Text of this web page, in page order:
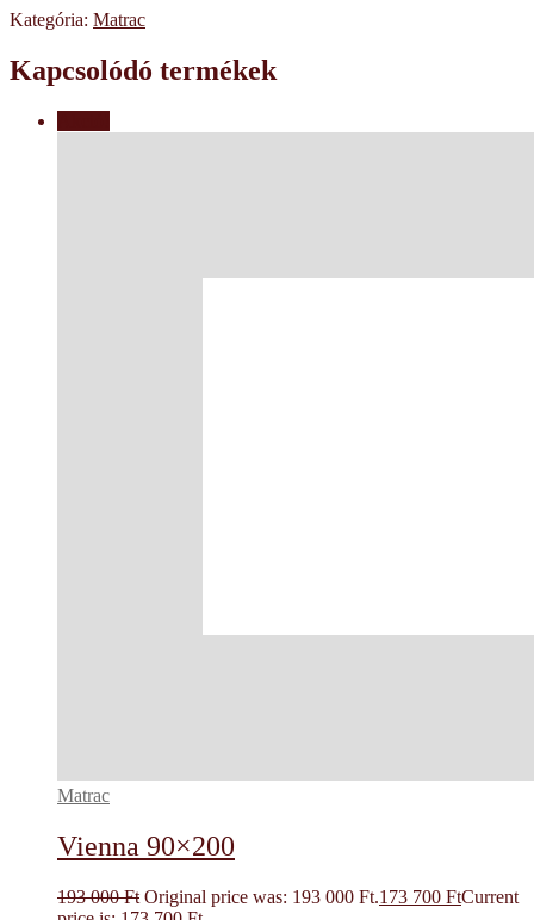
Kategória: Matrac
Kapcsolódó termékek
Matrac
Vienna 90×200
193 000Ft Original price was: 193 000 Ft.173 700 FtCurrent